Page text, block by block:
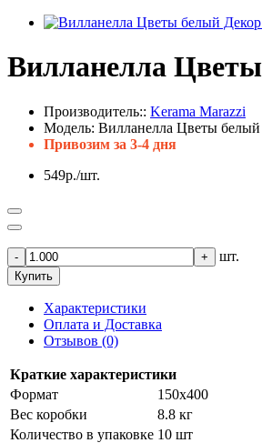
Вилланелла
Производитель:: Kerama Marazzi
Модель: Вилланелла Цветы
Привозим за 3-4 дня
549р./шт.
- + шт.
Купить
Характеристики
Оплата и Доставка
Отзывов (0)
Краткие характеристики
Формат
150х400
Вес коробки
8.8 кг
Количество в упаковке 10 шт